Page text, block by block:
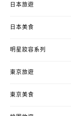
日本旅遊
日本美食
明星妝容系列
東京旅遊
東京美食